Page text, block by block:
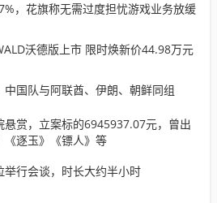
，花旗称无需过度担忧游戏业务放缓
沃德版上市 限时焕新价44.98万元
中国队与阿联酋、伊朗、朝鲜同组
悬赏，立案标的6945937.07元，曾出
《逐玉》《镖人》等
举行会谈，时长大约半小时